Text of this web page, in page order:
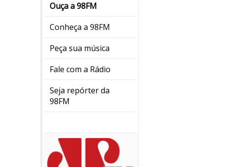
Ouça a 98FM
Conheça a 98FM
Peça sua música
Fale com a Rádio
Seja repórter da
98FM